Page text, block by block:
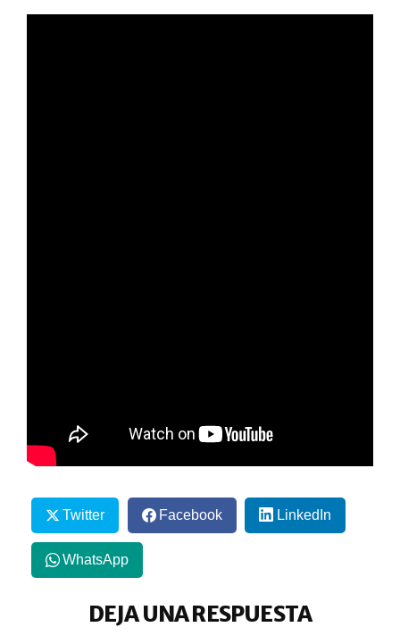
Twitter Facebook LinkedIn
WhatsApp
DEJA UNA RESPUESTA